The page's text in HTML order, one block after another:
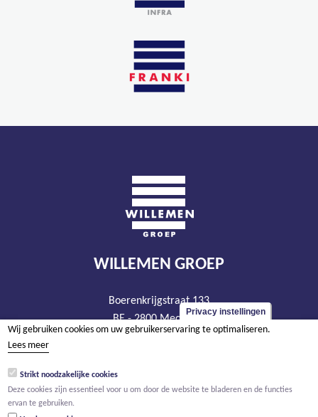
WILLEMEN GROEP
Boerenkrijgstraat 133
BE - 2800 Mechelen
tel +32 15 569 965
BTW BE 0466.256.432
Privacy instellingen
Wij gebruiken cookies om uw gebruikerservaring te optimaliseren.
Lees meer
Strikt noodzakelijke cookies
Deze cookies zijn essentieel voor u om door de website te bladeren en de functies
ervan te gebruiken.